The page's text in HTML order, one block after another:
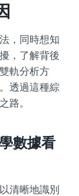
，同時想知
，了解背後
軌分析方
。透過這種綜
路。
數據看
清晰地識別